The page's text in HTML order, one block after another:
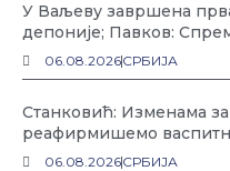
У Ваљеву завршена
депоније; Павков:
06.08.2026СРБИЈА
Станковић: Изменама
реафирмишемо
06.08.2026СРБИЈА